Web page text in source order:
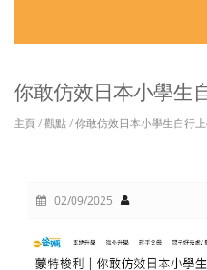
你敢仿效日本小學生
主頁/觀點/你敢仿效日本小學生自行上
02/09/2025